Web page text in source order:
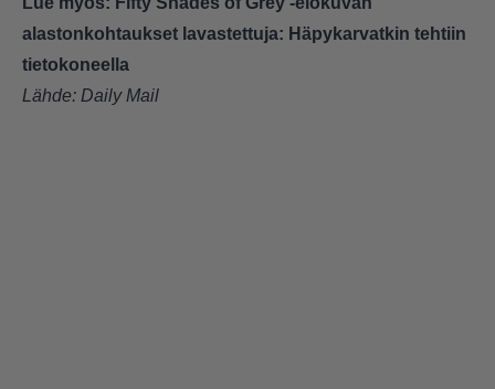
alastonkohtaukset lavastettuja: Häpykarvatkin tehtiin
tietokoneella
Lähde: Daily Mail